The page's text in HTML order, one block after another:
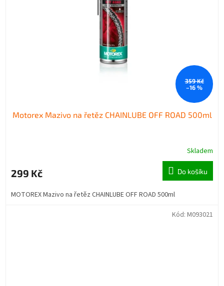
359 Kč
–16 %
Motorex Mazivo na řetěz CHAINLUBE OFF ROAD 500ml
Skladem
299 Kč Do košíku
MOTOREX Mazivo na řetěz CHAINLUBE OFF ROAD 500ml
Kód: M093021